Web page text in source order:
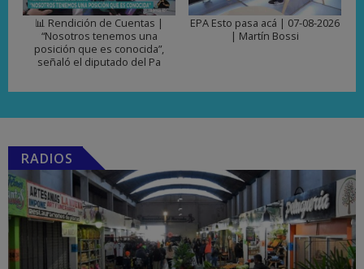
📊 Rendición de Cuentas |
“Nosotros tenemos una
posición que es conocida”,
señaló el diputado del Pa
EPA Esto pasa acá | 07-08-2026
| Martín Bossi
RADIOS